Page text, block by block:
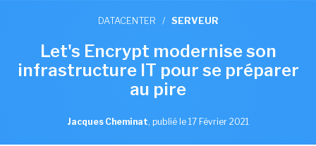
DATACENTER / SERVEUR
Let's Encrypt modernise son
infrastructure IT pour se préparer
au pire
Jacques Cheminat, publié le 17 Février 2021